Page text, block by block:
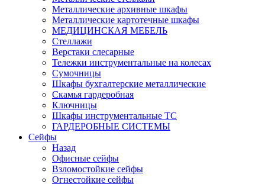
Металлические архивные шкафы
Металлические картотечные шкафы
МЕДИЦИНСКАЯ МЕБЕЛЬ
Стеллажи
Верстаки слесарные
Тележки инструментальные на колесах
Сумочницы
Шкафы бухгалтерские металлические
Скамья гардеробная
Ключницы
Шкафы инструментальные ТС
ГАРДЕРОБНЫЕ СИСТЕМЫ
Сейфы
Назад
Офисные сейфы
Взломостойкие сейфы
Огнестойкие сейфы